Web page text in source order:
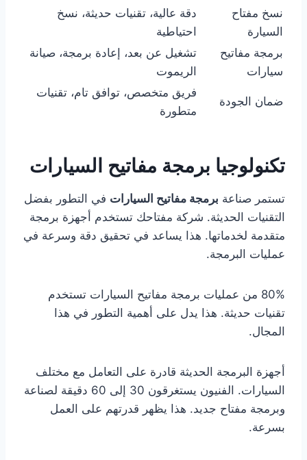
نسخ مفتاح
السيارة
دقة عالية، تقنيات حديثة، نسخ
احتياطية
برمجة مفاتيح
سيارات
تشغيل عن بعد، إعادة برمجة، صيانة
الريموت
ضمان الجودة
فريق متخصص، توافق تام، تقنيات
متطورة
تكنولوجيا برمجة مفاتيح السيارات
تستمر صناعة برمجة مفاتيح السيارات في التطور بفضل
التقنيات الحديثة. شركة مفتاحك تستخدم أجهزة برمجة
متقدمة لخدماتها. هذا يساعد في تحقيق دقة وسرعة في
عمليات البرمجة.
80% من عمليات برمجة مفاتيح السيارات تستخدم
تقنيات حديثة. هذا يدل على أهمية التطور في هذا
المجال.
أجهزة البرمجة الحديثة قادرة على التعامل مع مختلف
السيارات. الفنيون يستغرقون 30 إلى 60 دقيقة لصناعة
وبرمجة مفتاح جديد. هذا يظهر قدرتهم على العمل
بسرعة.